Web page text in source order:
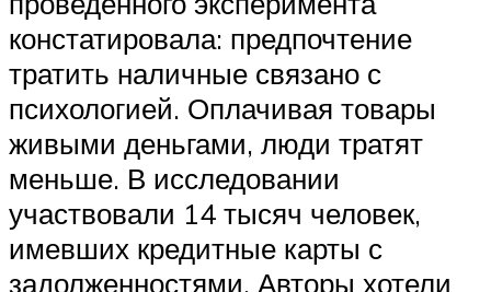
констатировала: предпочтение
тратить наличные связано с
психологией. Оплачивая товары
живыми деньгами, люди тратят
меньше. В исследовании
участвовали 14 тысяч человек,
имевших кредитные карты с
задолженностями. Авторы хотели